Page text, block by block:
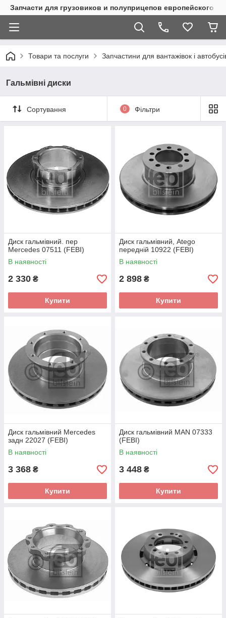
Запчасти для грузовиков и полуприцепов европейского
Товари та послуги Запчастини для вантажівок і
Гальмівні диски
Сортування 0 Фільтри
Диск гальмівний. пер
Mercedes 07511 (FEBI)
В наявності
2 330 ₴
Купити
Диск гальмівний, Atego
передній 10922 (FEBI)
В наявності
2 898 ₴
Купити
Диск гальмівний Mercedes
задн 22027 (FEBI)
В наявності
3 368 ₴
Купити
Диск гальмівний MAN 07333
(FEBI)
В наявності
3 448 ₴
Купити